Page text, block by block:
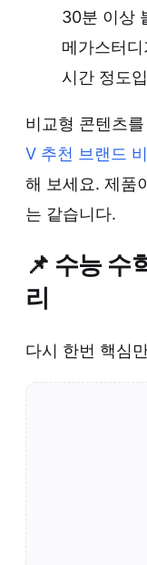
30분 이상
메가스터
시간 정도
비교형 콘텐츠
V 추천 브랜드
해 보세요. 제품
는 같습니다.
📌 수능 수
리
다시 한번 핵심